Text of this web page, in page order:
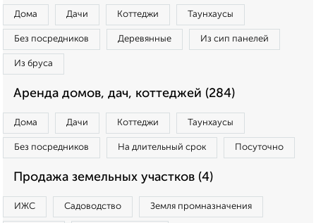
Дома Дачи Коттеджи Таунхаусы
Без посредников Деревянные Из сип панелей
Из бруса
Аренда домов, дач, коттеджей (284)
Дома Дачи Коттеджи Таунхаусы
Без посредников На длительный срок Посуточно
Продажа земельных участков (4)
ИЖС Садоводство Земля промназначения